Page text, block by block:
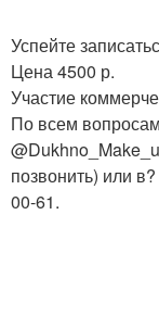
Успейте
Цена 4500 р.
Участие
По всем
позвонить) или
00-61.